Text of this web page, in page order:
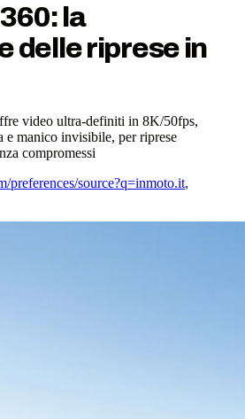
la
delle riprese in
video ultra-definiti in 8K/50fps,
e manico invisibile, per riprese
compromessi
preferences/source?q=inmoto.it,